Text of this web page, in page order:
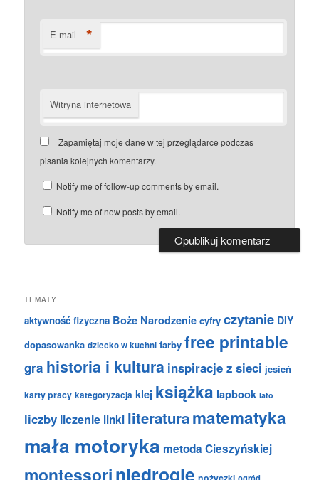
E-mail *
Witryna internetowa
Zapamiętaj moje dane w tej przeglądarce podczas
pisania kolejnych komentarzy.
Notify me of follow-up comments by email.
Notify me of new posts by email.
TEMATY
aktywność fizyczna Boże Narodzenie cyfry czytanie DIY
dopasowanka dziecko w kuchni farby free printable
gra historia i kultura inspiracje z sieci jesień
karty pracy kategoryzacja klej książka lapbook lato
liczby liczenie linki literaturamatematyka
mała motoryka metoda Cieszyńskiej
montessoriniedrogie ogród